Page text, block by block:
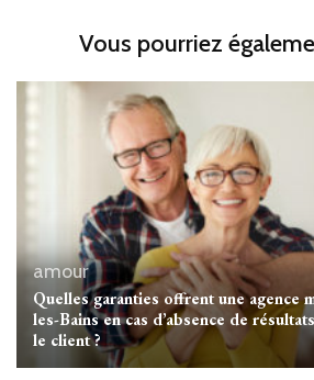
Vous pourriez
amour
Quelles garanties offrent une agence
les-Bains en cas d’absence de
le client ?